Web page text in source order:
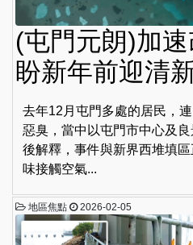
(屯門元朗)加
盼新年前迎清
去年12月屯門多處的居民，
惡臭，當中以屯門市中心及
後解釋，事件與新界西堆填
味接觸空氣...
地區焦點 2026-02-05